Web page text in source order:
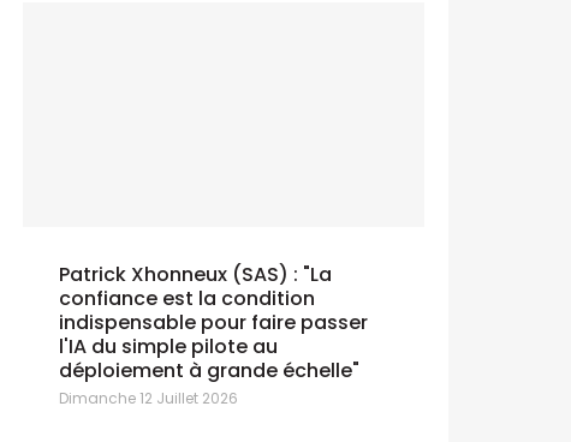
Patrick Xhonneux (SAS) : "La
confiance est la condition
indispensable pour faire passer
l'IA du simple pilote au
déploiement à grande échelle"
Dimanche 12 Juillet 2026